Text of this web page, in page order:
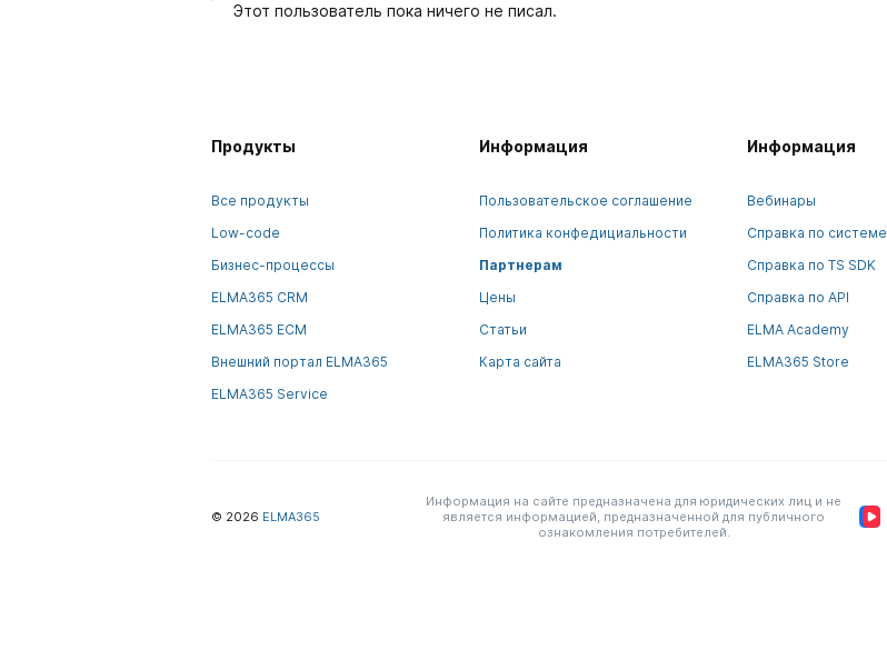
Этот пользователь пока ничего не писал.
Продукты
Все продукты
Low-code
Бизнес-процессы
ELMA365 CRM
ELMA365 ECM
Внешний портал ELMA365
ELMA365 Service
Информация
Пользовательское соглашение
Политика конфедициальности
Партнерам
Цены
Статьи
Карта сайта
Информация
Вебинары
Справка по системе
Справка по TS SDK
Справка по API
ELMA Academy
ELMA365 Store
© 2026 ELMA365
Информация на сайте предназначена для юридических лиц и не
является информацией, предназначенной для публичного
ознакомления потребителей.